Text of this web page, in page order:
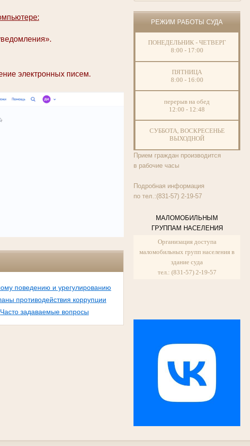
РЕЖИМ РАБОТЫ СУДА
ПОНЕДЕЛЬНИК - ЧЕТВЕРГ
8:00 - 17:00
ПЯТНИЦА
8:00 - 16:00
перерыв на обед
12:00 - 12:48
СУББОТА, ВОСКРЕСЕНЬЕ
ВЫХОДНОЙ
Прием граждан производится
в рабочие часы
Подробная информация
по тел.:(831-57) 2-19-57
МАЛОМОБИЛЬНЫМ
ГРУППАМ НАСЕЛЕНИЯ
Организация доступа
маломобильных групп населения в
здание суда
тел.: (831-57) 2-19-57
электронных писем.
поведению и урегулированию
противодействия коррупции
Часто задаваемые вопросы